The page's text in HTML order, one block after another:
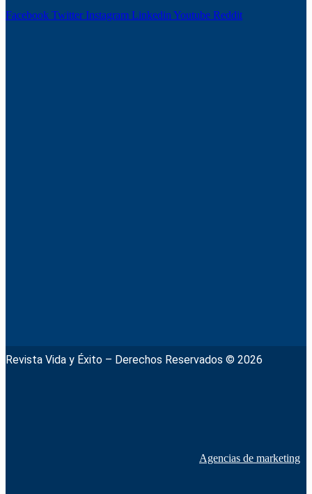
Facebook Twitter Instagram Linkedin Youtube Reddit
Revista Vida y Éxito – Derechos Reservados © 2026
Agencias de marketing